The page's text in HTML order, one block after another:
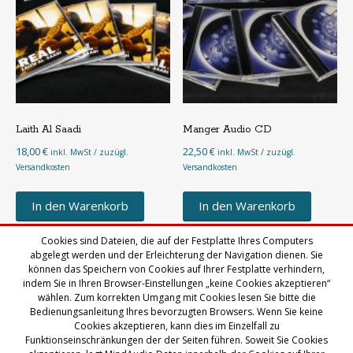
Laith Al Saadi
18,00€ inkl. MwSt / zuzügl.
Versandkosten
In den Warenkorb
Manger Audio CD
22,50€ inkl. MwSt / zuzügl.
Versandkosten
In den Warenkorb
Cookies sind Dateien, die auf der Festplatte Ihres Computers
abgelegt werden und der Erleichterung der Navigation dienen. Sie
können das Speichern von Cookies auf Ihrer Festplatte verhindern,
indem Sie in Ihren Browser-Einstellungen „keine Cookies akzeptieren“
wählen. Zum korrekten Umgang mit Cookies lesen Sie bitte die
Bedienungsanleitung Ihres bevorzugten Browsers. Wenn Sie keine
Cookies akzeptieren, kann dies im Einzelfall zu
Funktionseinschränkungen der der Seiten führen. Soweit Sie Cookies